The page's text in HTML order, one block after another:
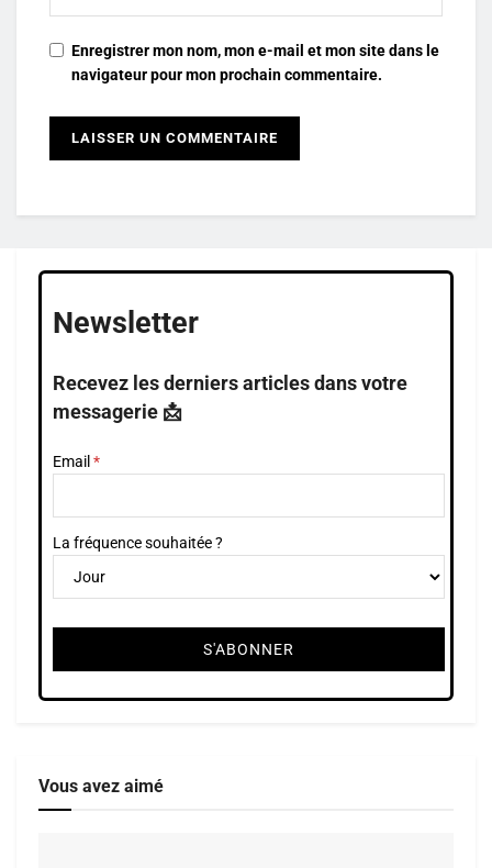
Enregistrer mon nom, mon e-mail et mon site dans le
navigateur pour mon prochain commentaire.
Newsletter
Recevez les derniers articles dans votre
messagerie 📩
Email
La fréquence souhaitée ?
Vous avez aimé